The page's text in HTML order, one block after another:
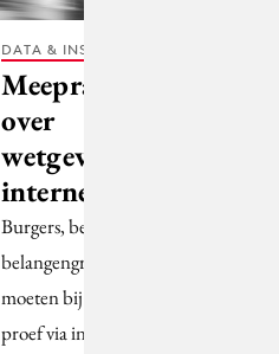
DATA & INSIGHTS
Meepraten
over
wetgeving via
internet
Burgers, bedrijven en
belangengroepen
moeten bij wijze van
proef via internet hun